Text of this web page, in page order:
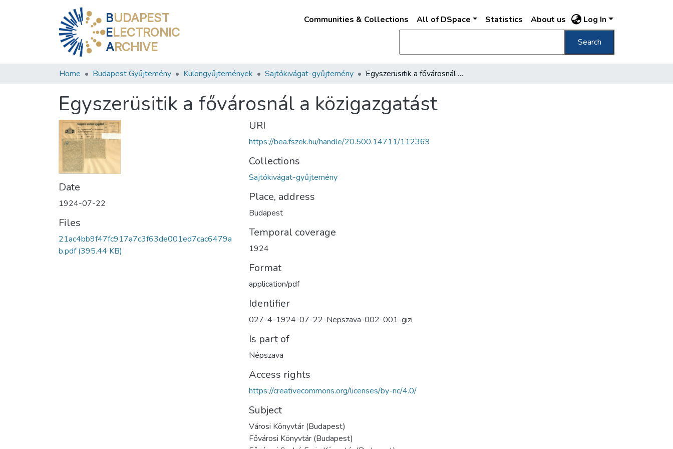
BUDAPEST
ELECTRONIC
ARCHIVE
Communities & Collections All of DSpace Statistics About us Log In
Search
Home Budapest Gyűjtemény Különgyűjtemények Sajtókivágat-gyűjtemény Egyszerüsitik a fővárosnál a közigazgatást
Egyszerüsitik a fővárosnál a közigazgatást
Date
1924-07-22
Files
21ac4bb9f47fc917a7c3f63de001ed7cac6479a
b.pdf(395.44 KB)
URI
https://bea.fszek.hu/handle/20.500.14711/112369
Collections
Sajtókivágat-gyűjtemény
Place, address
Budapest
Temporal coverage
1924
Format
application/pdf
Identifier
027-4-1924-07-22-Nepszava-002-001-gizi
Is part of
Népszava
Access rights
https://creativecommons.org/licenses/by-nc/4.0/
Subject
Városi Könyvtár (Budapest)
Fővárosi Könyvtár (Budapest)